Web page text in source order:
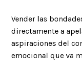
Vender las
directamente a
aspiraciones del
emocional que va